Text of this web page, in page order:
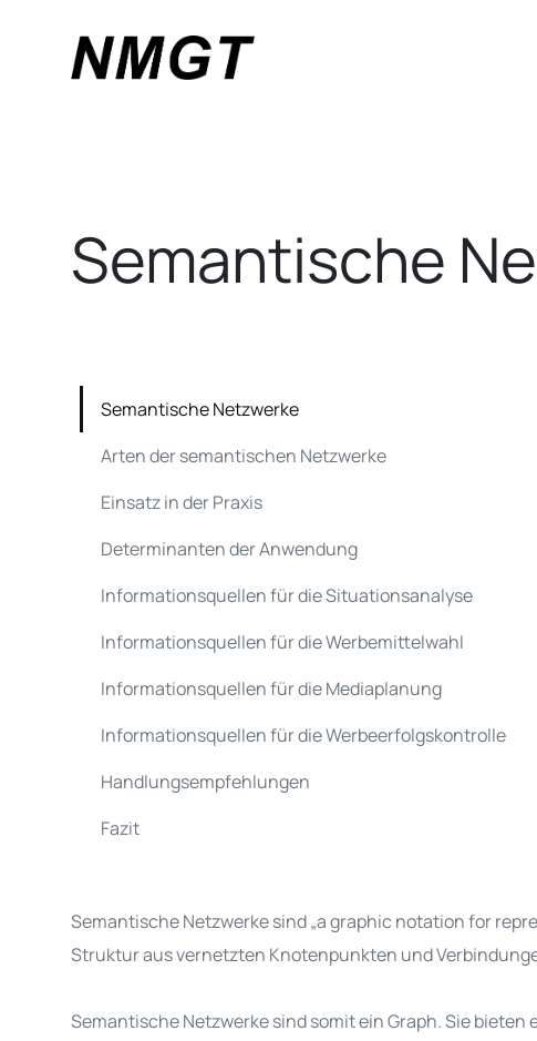
Semantische
Semantische Netzwerke
Arten der semantischen Netzwerke
Einsatz in der Praxis
Determinanten der Anwendung
Informationsquellen für die Situationsanalyse
Informationsquellen für die Werbemittelwahl
Informationsquellen für die Mediaplanung
Informationsquellen für die Werbeerfolgskontrolle
Handlungsempfehlungen
Fazit
Semantische Netzwerke sind „a graphic notation for
Struktur aus vernetzten Knotenpunkten und
Semantische Netzwerke sind somit ein Graph. Sie